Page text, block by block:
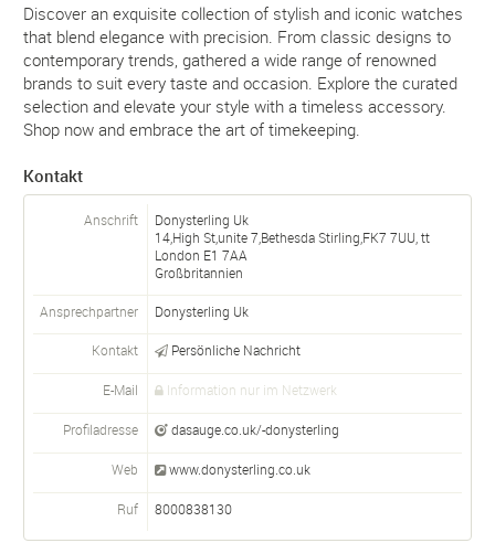
Discover an exquisite collection of stylish and iconic watches
that blend elegance with precision. From classic designs to
contemporary trends, gathered a wide range of renowned
brands to suit every taste and occasion. Explore the curated
selection and elevate your style with a timeless accessory.
Shop now and embrace the art of timekeeping.
Kontakt
Anschrift
Donysterling Uk
14,High St,unite 7,Bethesda Stirling,FK7 7UU, tt
London E1 7AA
Großbritannien
Ansprechpartner Donysterling Uk
Kontakt Persönliche Nachricht
E-Mail Information nur im Netzwerk
Profiladresse dasauge.co.uk/-donysterling
Web www.donysterling.co.uk
Ruf 8000838130